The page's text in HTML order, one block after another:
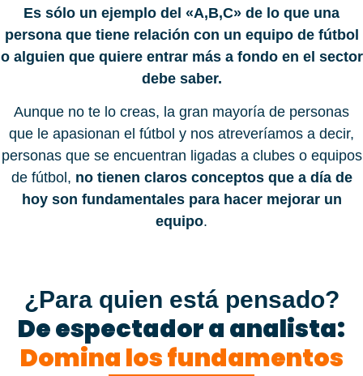
Es sólo un ejemplo del «A,B,C» de lo que una
persona que tiene relación con un equipo de fútbol
o alguien que quiere entrar más a fondo en el sector
debe saber.
Aunque no te lo creas, la gran mayoría de personas
que le apasionan el fútbol y nos atreveríamos a decir,
personas que se encuentran ligadas a clubes o equipos
de fútbol, no tienen claros conceptos que a día de
hoy son fundamentales para hacer mejorar un
equipo.
¿Para quien está pensado?
De espectador a analista:
Domina los fundamentos